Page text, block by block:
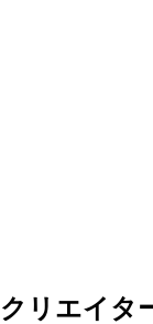
クリエイタ